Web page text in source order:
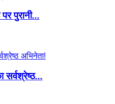
पुरानी...
सर्वश्रेष्ठ...